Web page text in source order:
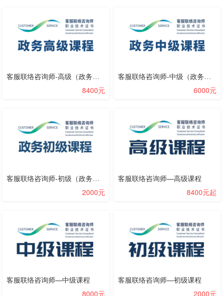
客服联络咨询师-高级（政务）课程
8400元
客服联络咨询师-中级（政务）课程
6000元
客服联络咨询师-初级（政务）课程
2000元
客服联络咨询师—高级课程
8400元起
客服联络咨询师—中级课程
8000元
客服联络咨询师—初级课程
2000元